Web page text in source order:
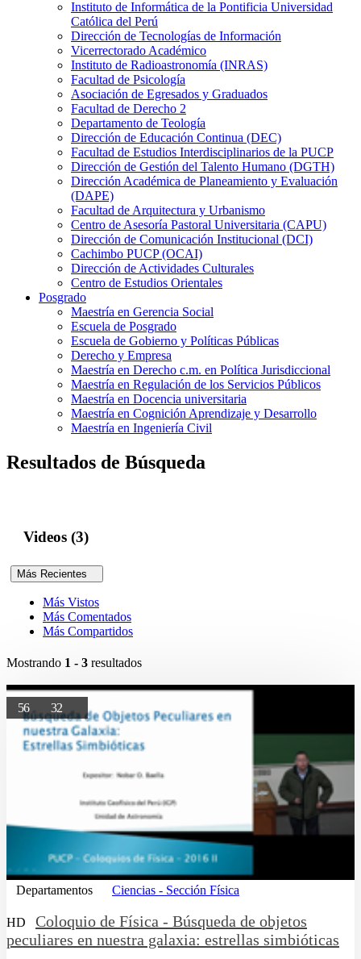
Instituto de Informática de la Pontificia Universidad
Católica del Perú
Dirección de Tecnologías de Información
Vicerrectorado Académico
Instituto de Radioastronomía (INRAS)
Facultad de Psicología
Asociación de Egresados y Graduados
Facultad de Derecho 2
Departamento de Teología
Dirección de Educación Continua (DEC)
Facultad de Estudios Interdisciplinarios de la PUCP
Dirección de Gestión del Talento Humano (DGTH)
Dirección Académica de Planeamiento y Evaluación
(DAPE)
Facultad de Arquitectura y Urbanismo
Centro de Asesoría Pastoral Universitaria (CAPU)
Dirección de Comunicación Institucional (DCI)
Cachimbo PUCP (OCAI)
Dirección de Actividades Culturales
Centro de Estudios Orientales
Posgrado
Maestría en Gerencia Social
Escuela de Posgrado
Escuela de Gobierno y Políticas Públicas
Derecho y Empresa
Maestría en Derecho c.m. en Política Jurisdiccional
Maestría en Regulación de los Servicios Públicos
Maestría en Docencia universitaria
Maestría en Cognición Aprendizaje y Desarrollo
Maestría en Ingeniería Civil
Resultados de Búsqueda
Videos (3)
Más Recientes
Más Vistos
Más Comentados
Más Compartidos
Mostrando 1 - 3 resultados
56 32
Departamentos Ciencias - Sección Física
HD
Coloquio de Física - Búsqueda de objetos
peculiares en nuestra galaxia: estrellas simbióticas